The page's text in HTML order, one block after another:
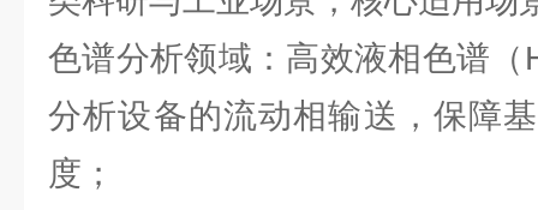
色谱分析领域：高效液相色谱
分析设备的流动相输送，保障
度；